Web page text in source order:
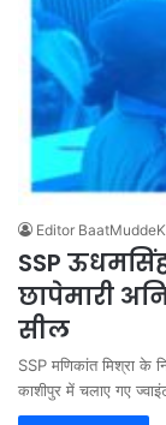
Editor
SSP
छापेमारी
सील
SSP मणिकांत मिश्रा के
काशीपुर में चलाए गए